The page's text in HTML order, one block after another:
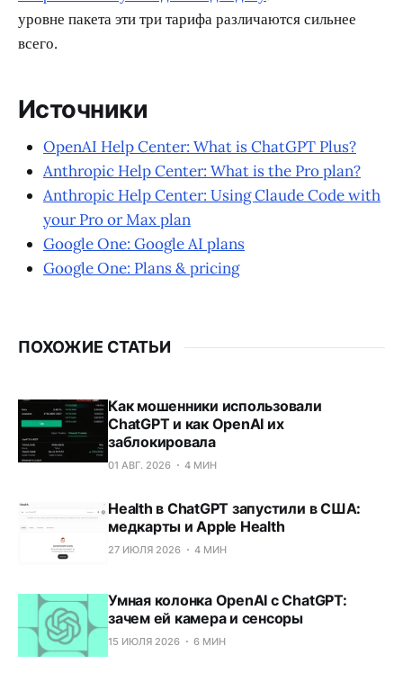
уровне пакета эти три тарифа различаются сильнее
всего.
Источники
OpenAI Help Center: What is ChatGPT Plus?
Anthropic Help Center: What is the Pro plan?
Anthropic Help Center: Using Claude Code with
your Pro or Max plan
Google One: Google AI plans
Google One: Plans & pricing
ПОХОЖИЕ СТАТЬИ
Как мошенники использовали
ChatGPT и как OpenAI их
заблокировала
01 АВГ. 2026 4 МИН
Health в ChatGPT запустили в США:
медкарты и Apple Health
27 ИЮЛЯ 2026 4 МИН
Умная колонка OpenAI с ChatGPT:
зачем ей камера и сенсоры
15 ИЮЛЯ 2026 6 МИН